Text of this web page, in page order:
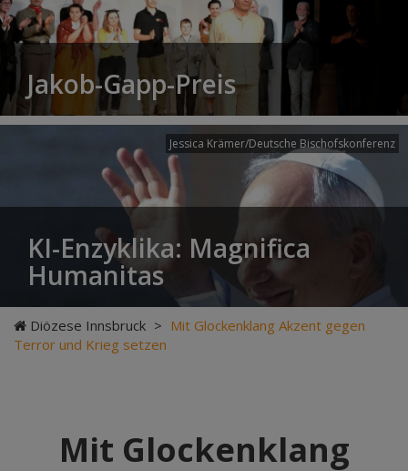
Jakob-Gapp-Preis
Jessica Krämer/Deutsche Bischofskonferenz
KI-Enzyklika: Magnifica
Humanitas
Diözese Innsbruck > Mit Glockenklang Akzent gegen
Terror und Krieg setzen
Mit Glockenklang